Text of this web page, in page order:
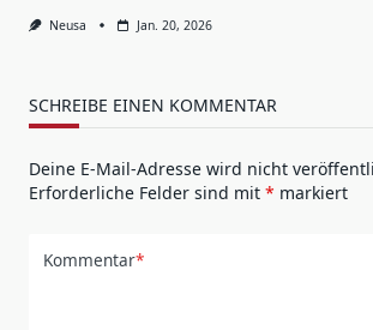
Neusa Jan. 20, 2026
SCHREIBE EINEN KOMMENTAR
Deine E-Mail-Adresse wird nicht
Erforderliche Felder sind mit * markiert
Kommentar*